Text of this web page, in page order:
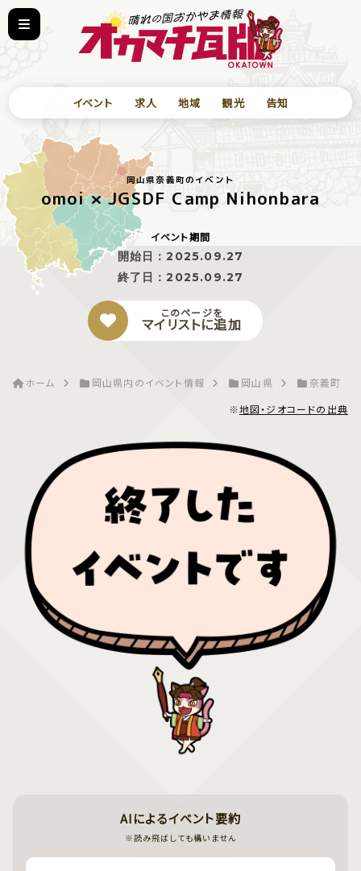
イベント 求人 地域 観光 告知
岡山県奈義町のイベント
omoi × JGSDF Camp Nihonbara
イベント期間
開始日：2025.09.27
終了日：2025.09.27
このページを
マイリストに追加
ホーム 岡山県内のイベント情報 岡山県
奈義町
※地図・ジオコードの出典
AIによるイベント要約
※読み飛ばしても構いません